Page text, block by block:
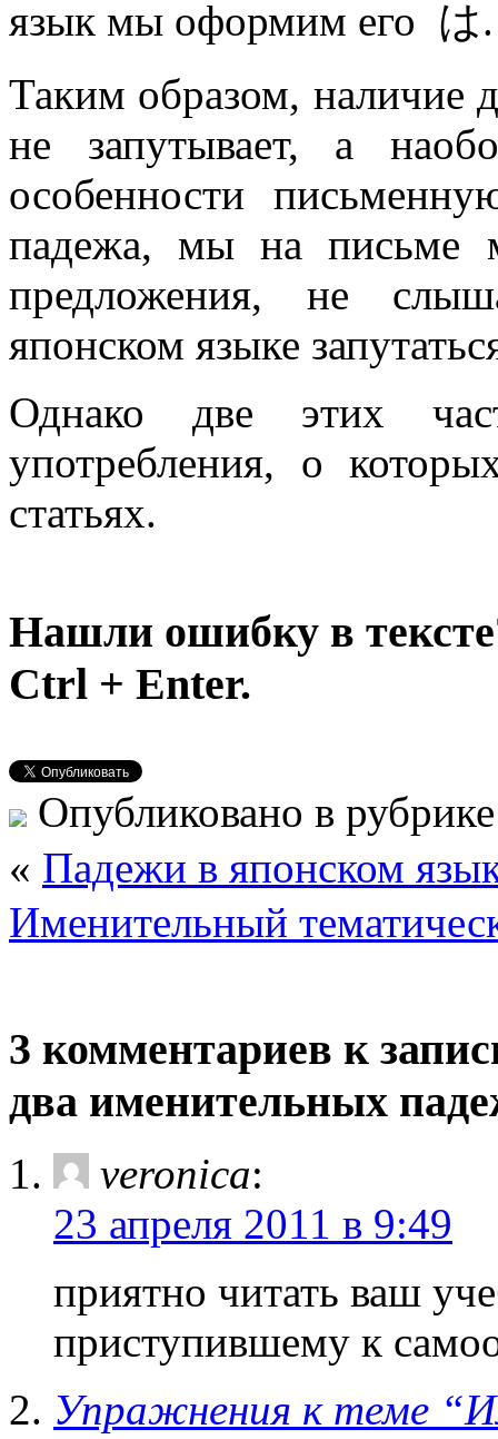
язык мы оформим его は.
Таким образом, наличие
не запутывает, а
особенности
падежа, мы на письме
предложения, не
японском языке
Однако две этих
употребления, о
статьях.
Нашли ошибку в
Ctrl + Enter.
Опубликовано в
« Падежи в японском
Именительный
3 комментариев к
два именительных
veronica:
23 апреля 2011 в 9:49
приятно читать ваш
приступившему к
Упражнения к теме